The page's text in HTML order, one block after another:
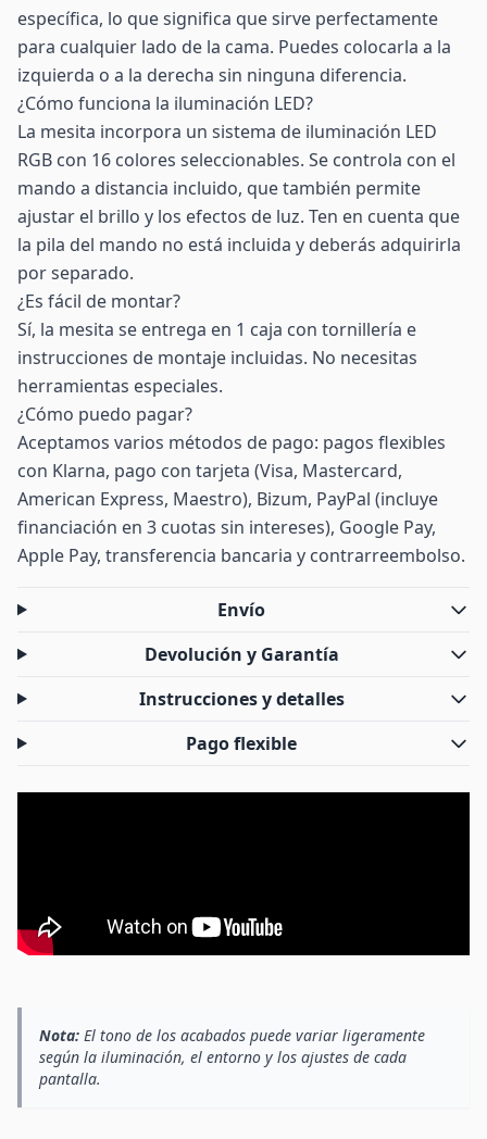
específica, lo que significa que sirve perfectamente
para cualquier lado de la cama. Puedes colocarla a la
izquierda o a la derecha sin ninguna diferencia.
¿Cómo funciona la iluminación LED?
La mesita incorpora un sistema de iluminación LED
RGB con 16 colores seleccionables. Se controla con el
mando a distancia incluido, que también permite
ajustar el brillo y los efectos de luz. Ten en cuenta que
la pila del mando no está incluida y deberás adquirirla
por separado.
¿Es fácil de montar?
Sí, la mesita se entrega en 1 caja con tornillería e
instrucciones de montaje incluidas. No necesitas
herramientas especiales.
¿Cómo puedo pagar?
Aceptamos varios métodos de pago: pagos flexibles
con Klarna, pago con tarjeta (Visa, Mastercard,
American Express, Maestro), Bizum, PayPal (incluye
financiación en 3 cuotas sin intereses), Google Pay,
Apple Pay, transferencia bancaria y contrarreembolso.
Envío
Devolución y Garantía
Instrucciones y detalles
Pago flexible
Nota: El tono de los acabados puede variar ligeramente
según la iluminación, el entorno y los ajustes de cada
pantalla.